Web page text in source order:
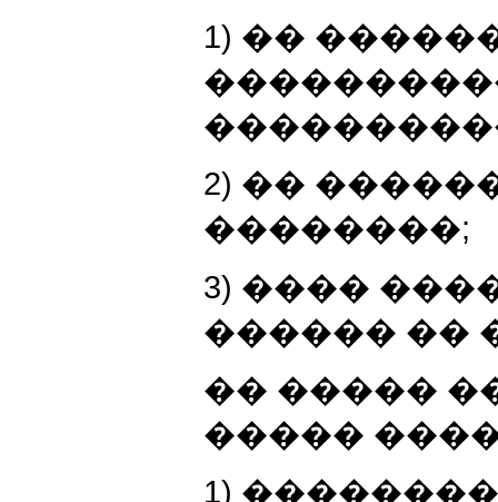
1) ��
2) ��
��������;
3) ����
������ ��
�� �����
�����
1)